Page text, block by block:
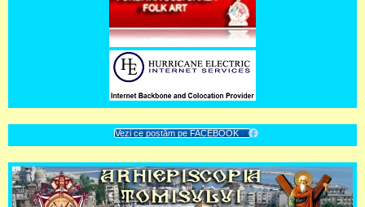
Vezi ce postăm pe FACEBOOK